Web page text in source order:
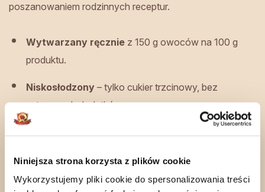
Niniejsza strona korzysta z plików cookie
Wykorzystujemy pliki cookie do spersonalizowania treści
poszanowaniem rodzinnych receptur.
Wytwarzany ręcznie z 150 g owoców na 100 g
produktu.
Niskosłodzony – tylko cukier trzcinowy, bez
sztucznych dodatków.
Produktpasteryzowany,bez konserwantów.